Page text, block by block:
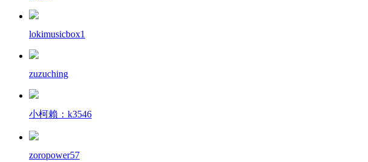
lokimusicbox1
zuzuching
小柯賴：k3546
zoropower57